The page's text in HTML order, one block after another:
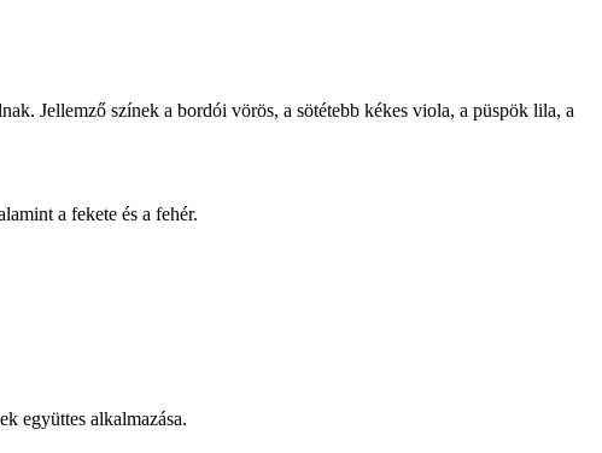
Jellemző színek a bordói vörös, a sötétebb kékes viola, a püspök lila, a
a fekete és a fehér.
együttes alkalmazása.